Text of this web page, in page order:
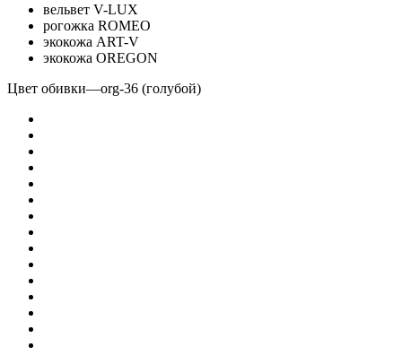
вельвет V-LUX
рогожка ROMEO
экокожа ART-V
экокожа OREGON
Цвет обивки—org-36 (голубой)